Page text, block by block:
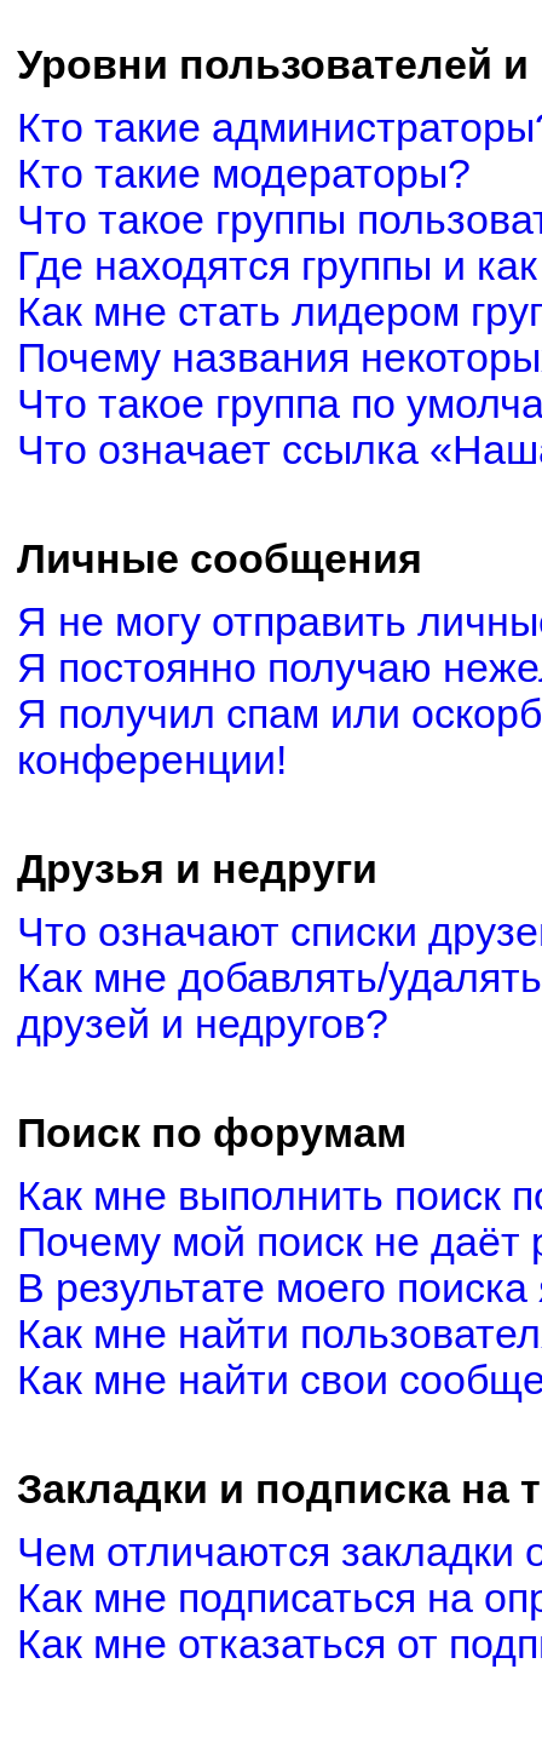
Уровни пользователей
Кто такие
Кто такие модераторы?
Что такое группы
Где находятся группы и
Как мне стать лидером
Почему названия
Что такое группа по
Что означает ссылка
Личные сообщения
Я не могу отправить
Я постоянно получаю
Я получил спам или
конференции!
Друзья и недруги
Что означают списки
Как мне добавлять/
друзей и недругов?
Поиск по форумам
Как мне выполнить поиск
Почему мой поиск не даёт
В результате моего
Как мне найти
Как мне найти свои
Закладки и подписка на
Чем отличаются закладки
Как мне подписаться на
Как мне отказаться от